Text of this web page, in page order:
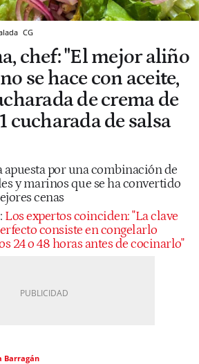
CG
chef: "El mejor aliño
se hace con aceite,
de crema de
cucharada de salsa
por una combinación de
y marinos que se ha convertido
cenas
: Los expertos coinciden: "La clave
consiste en congelarlo
24 o 48 horas antes de cocinarlo"
Barragán